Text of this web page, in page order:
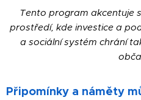
Tento program akcentuje
prostředí, kde investice a
a sociální systém chrání
Připomínky a náměty